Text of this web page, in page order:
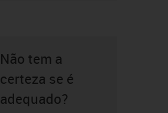
Não tem a
certeza se é
adequado?